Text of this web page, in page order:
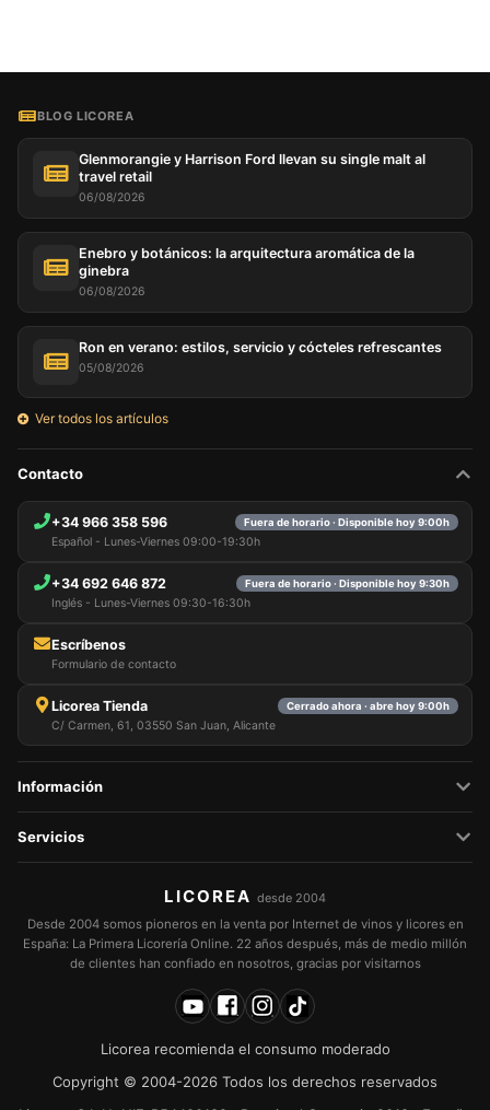
BLOG LICOREA
Glenmorangie y Harrison Ford llevan su single malt al
travel retail
06/08/2026
Enebro y botánicos: la arquitectura aromática de la
ginebra
06/08/2026
Ron en verano: estilos, servicio y cócteles refrescantes
05/08/2026
Ver todos los artículos
Contacto
+34 966 358 596 Fuera de horario · Disponible hoy 9:00h
Español - Lunes-Viernes 09:00-19:30h
+34 692 646 872 Fuera de horario · Disponible hoy 9:30h
Inglés - Lunes-Viernes 09:30-16:30h
Escríbenos
Formulario de contacto
Licorea Tienda Cerrado ahora · abre hoy 9:00h
C/ Carmen, 61, 03550 San Juan, Alicante
Información
Servicios
LICOREA desde 2004
Desde 2004 somos pioneros en la venta por Internet de vinos y licores en
España: La Primera Licorería Online. 22 años después, más de medio millón
de clientes han confiado en nosotros, gracias por visitarnos
Licorea recomienda el consumo moderado
Copyright © 2004-2026 Todos los derechos reservados